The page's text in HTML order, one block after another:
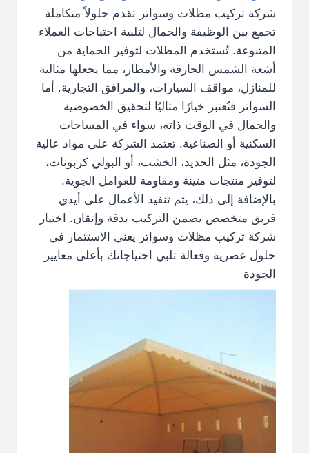
شركة تركيب مظلات وسواتر تقدم حلولاً متكاملة
تجمع بين الوظيفة والجمال لتلبية احتياجات العملاء
المتنوعة. تُستخدم المظلات لتوفير الحماية من
أشعة الشمس الحارقة والأمطار، مما يجعلها مثالية
للمنازل، مواقف السيارات، والمرافق التجارية. أما
السواتر فتُعتبر خيارًا مثاليًا لتحقيق الخصوصية
والجمال في الوقت ذاته، سواء في المساحات
السكنية أو الصناعية. تعتمد الشركة على مواد عالية
الجودة، مثل الحديد، الخشب، أو البولي كربونات،
لتوفير منتجات متينة ومقاومة للعوامل الجوية.
بالإضافة إلى ذلك، يتم تنفيذ الأعمال على أيدي
فريق متخصص يضمن التركيب بدقة وإتقان. اختيار
شركة تركيب مظلات وسواتر يعني الاستثمار في
حلول عصرية وفعالة تلبي احتياجاتك بأعلى معايير
الجودة